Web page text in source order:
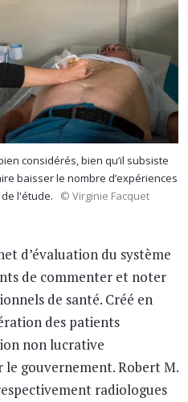
considérés, bien qu’il subsiste
baisser le nombre d’expériences
l'étude.
© Virginie Facquet
d’évaluation du système
de commenter et noter
de santé. Créé en
des patients
non lucrative
gouvernement. Robert M.
radiologues